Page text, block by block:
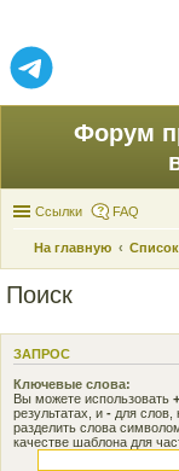
Форум
Ссылки FAQ
На главную
Поиск
ЗАПРОС
Ключевые слова:
Вы можете использовать +
результатах, и - для слов,
разделить слова
качестве шаблона для